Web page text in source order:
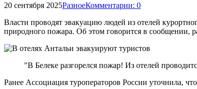
20 сентября 2025РазноеКомментарии: 0
Власти проводят эвакуацию людей из отелей
природного пожара. Об этом говорится в сообщении,
"В Белеке разгорелся пожар! Из отелей
Ранее Ассоциация туроператоров России уточнила,